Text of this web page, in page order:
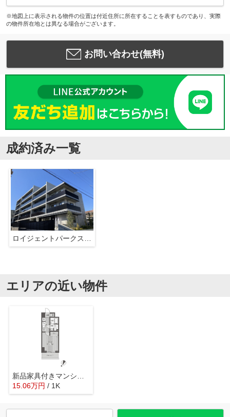
※地図上に表示される物件の位置は付近住所に所在することを表すものであり、実際
の物件所在地とは異なる場合がございます。
お問い合わせ(無料)
成約済み一覧
ロイジェントパークス西馬込
エリアの近い物件
15.06万円 / 1K